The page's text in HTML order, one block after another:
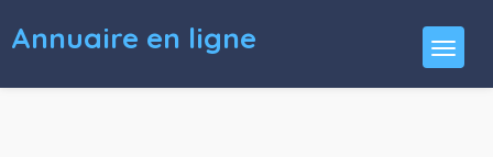
Annuaire en ligne